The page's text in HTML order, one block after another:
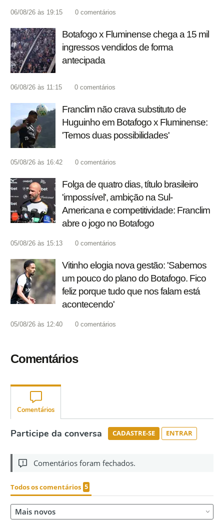
06/08/26 às 19:15 0 comentários
Botafogo x Fluminense chega a 15 mil
ingressos vendidos de forma
antecipada
06/08/26 às 11:15 0 comentários
Franclim não crava substituto de
Huguinho em Botafogo x Fluminense:
'Temos duas possibilidades'
05/08/26 às 16:42 0 comentários
Folga de quatro dias, título brasileiro
'impossível', ambição na Sul-
Americana e competitividade: Franclim
abre o jogo no Botafogo
05/08/26 às 15:13 0 comentários
Vitinho elogia nova gestão: 'Sabemos
um pouco do plano do Botafogo. Fico
feliz porque tudo que nos falam está
acontecendo'
05/08/26 às 12:40 0 comentários
Comentários